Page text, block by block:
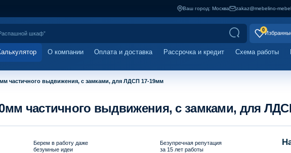
Ваш город: Москва zakaz@mebelino-
0
О компании Оплата и доставка Рассрочка и кредит Схема работы
частичного выдвижения, с замками, для ЛДСП 17-19мм
частичного выдвижения, с замками, для
Берем в работу даже
безумные идеи
Безупречная репутация
за 15 лет работы